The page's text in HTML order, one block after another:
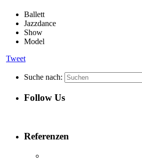
Ballett
Jazzdance
Show
Model
Tweet
Suche nach:
Follow Us
Referenzen